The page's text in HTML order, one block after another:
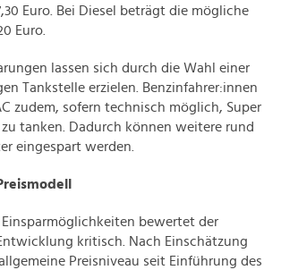
Euro. Bei Diesel beträgt die mögliche
Euro.
lassen sich durch die Wahl einer
Tankstelle erzielen. Benzinfahrer:innen
zudem, sofern technisch möglich, Super
zu tanken. Dadurch können weitere rund
eingespart werden.
bewertet der
kritisch. Nach Einschätzung
Preisniveau seit Einführung des